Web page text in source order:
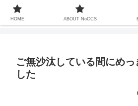
中国での暮らしは13年ちょい、家族も中国人、
20年以上をコンセプトなしでお
ご無沙汰している間にめっ
した
HOME ABOUT NoCCS